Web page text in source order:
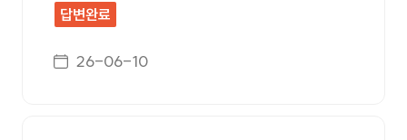
답변완료
게시일자
26-06-10